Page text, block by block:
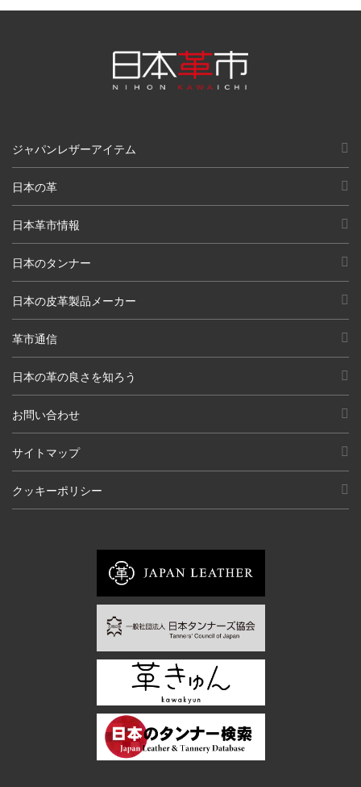
ジャパンレザーアイテム
日本の革
日本革市情報
日本のタンナー
日本の皮革製品メーカー
革市通信
日本の革の良さを知ろう
お問い合わせ
サイトマップ
クッキーポリシー